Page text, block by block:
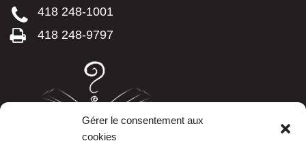
Gérer le consentement aux
cookies
418 248-1001
418 248-9797